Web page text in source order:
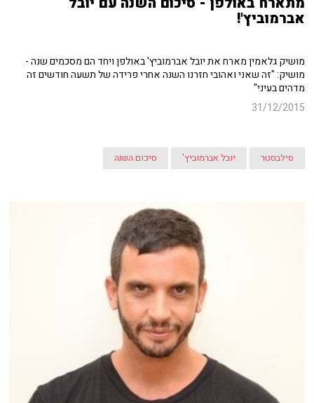
אברמוביץ'!
מושיק גלאמין מארח את יובל אברמוביץ' באולפן ויחד הם מסכמים שנה -
מושיק: "זה שאני ואהובי חזרנו השנה אחרי פרידה של תשעה חודשים זה
מדהים בעיני"
31/12/2015
סילבסטר יובל אברמוביץ' סיכום השנה